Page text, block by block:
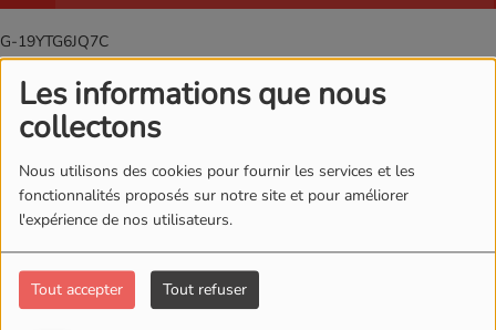
Les informations que nous
collectons
Nous utilisons des cookies pour fournir les services et les
fonctionnalités proposés sur notre site et pour améliorer
l'expérience de nos utilisateurs.
Tout accepter Tout refuser
G-19YTG6JQ7C
Dédicaces
Dédicaces
ENVOYER UNE DÉDICACE